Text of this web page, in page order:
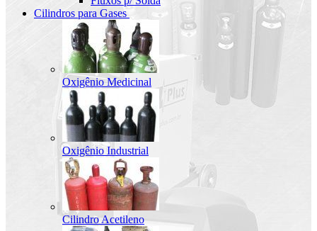
Cilindros para Gases
Oxigênio Medicinal
Oxigênio Industrial
Cilindro Acetileno